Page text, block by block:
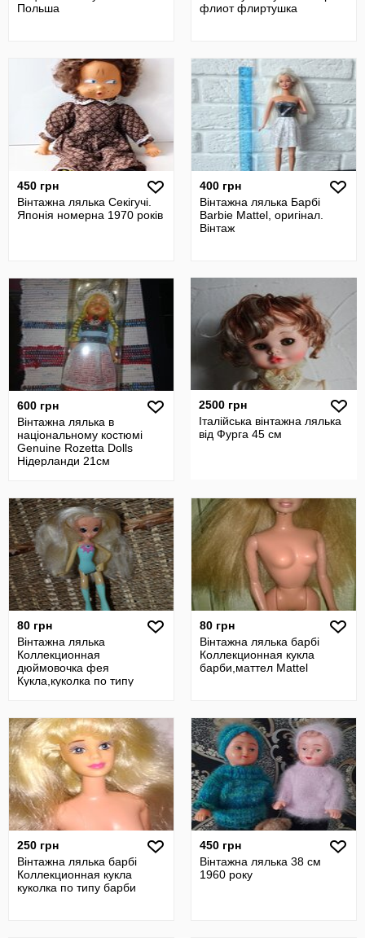
Польша
флиот флиртушка
450 грн
Вінтажна лялька Секігучі.
Японія номерна 1970 років
400 грн
Вінтажна лялька Барбі
Barbie Mattel, оригінал.
Вінтаж
600 грн
Вінтажна лялька в
національному костюмі
Genuine Rozetta Dolls
Нідерланди 21см
2500 грн
Італійська вінтажна лялька
від Фурга 45 см
80 грн
Вінтажна лялька
Коллекционная
дюймовочка фея
Кукла,куколка по типу
80 грн
Вінтажна лялька барбі
Коллекционная кукла
барби,маттел Mattel
250 грн
Вінтажна лялька барбі
Коллекционная кукла
куколка по типу барби
450 грн
Вінтажна лялька 38 см
1960 року